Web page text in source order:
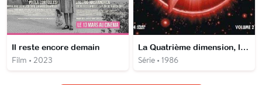
Il reste encore demain
Film • 2023
La Quatrième dimension, les épisodes couleurs
Série • 1986